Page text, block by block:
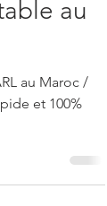
au
au Maroc /